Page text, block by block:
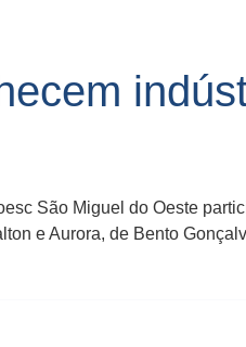
São Miguel do Oeste
e Aurora, de Bento